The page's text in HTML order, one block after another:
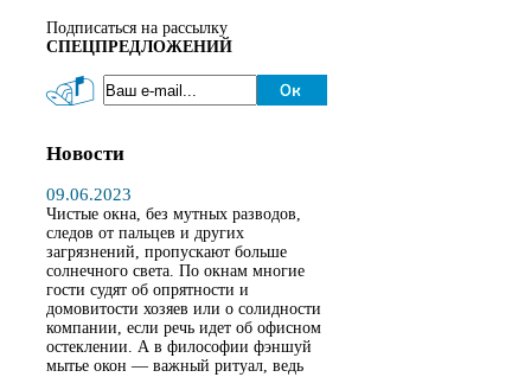
Подписаться на рассылку
СПЕЦПРЕДЛОЖЕНИЙ
Новости
09.06.2023
Чистые окна, без мутных разводов,
следов от пальцев и других
загрязнений, пропускают больше
солнечного света. По окнам многие
гости судят об опрятности и
домовитости хозяев или о солидности
компании, если речь идет об офисном
остеклении. А в философии фэншуй
мытье окон — важный ритуал, ведь